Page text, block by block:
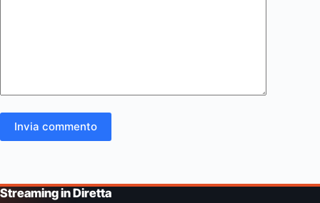
Invia commento
Streaming in Diretta